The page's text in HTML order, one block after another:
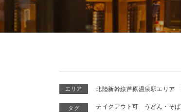
エリア 北陸新幹線芦原温泉駅エリア
タグ テイクアウト可 うどん・そば